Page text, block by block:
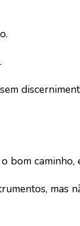
bom caminho,
mas